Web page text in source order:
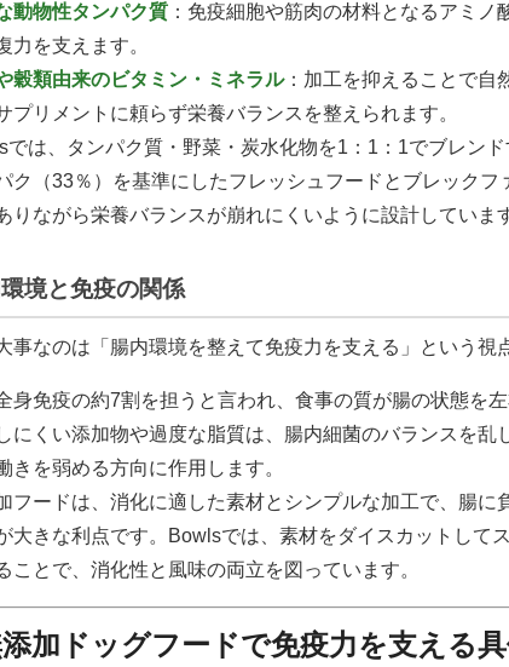
動物性タンパク質 ：免疫細胞や筋肉の材料となるアミノ
力を支えます。
穀類由来のビタミン・ミネラル：加工を抑えることで自
プリメントに頼らず栄養バランスを整えられます。
では、タンパク質・野菜・炭水化物を1：1：1でブレン
ク（33％）を基準にしたフレッシュフードとブレックフ
りながら栄養バランスが崩れにくいように設計していま
境と免疫の関係
事なのは「腸内環境を整えて免疫力を支える」という視
身免疫の約7割を担うと言われ、食事の質が腸の状態を左
にくい添加物や過度な脂質は、腸内細菌のバランスを乱
きを弱める方向に作用します。
フードは、消化に適した素材とシンプルな加工で、腸に
大きな利点です。Bowlsでは、素材をダイスカットして
ことで、消化性と風味の両立を図っています。
加ドッグフードで免疫力を支える